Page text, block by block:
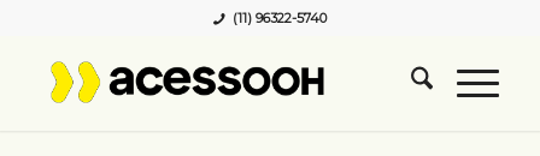
(11) 96322-5740